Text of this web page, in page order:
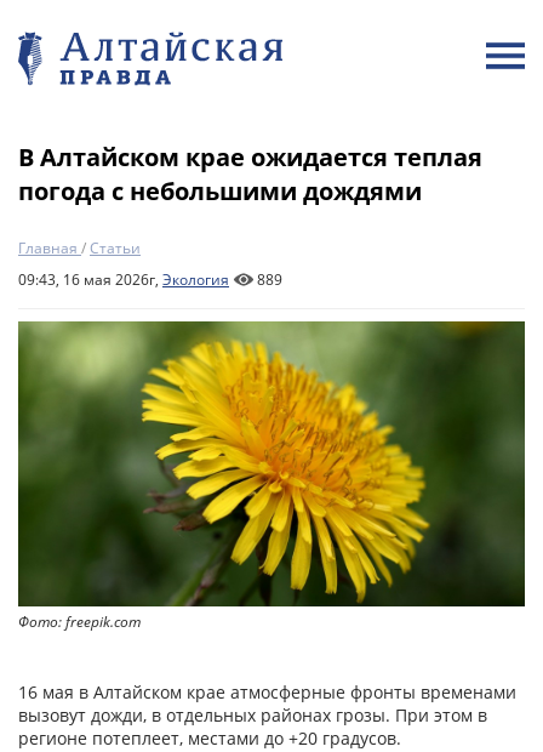
В Алтайском крае ожидается теплая
погода с небольшими дождями
Главная /Статьи
09:43, 16 мая 2026г, Экология 889
Фото: freepik.com
16 мая в Алтайском крае атмосферные фронты временами
вызовут дожди, в отдельных районах грозы. При этом в
регионе потеплеет, местами до +20 градусов.